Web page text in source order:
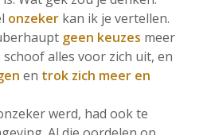
onzekerkan ik je vertellen.
geen keuzes meer
alles voor zich uit, en
en trok zich meer en
werd, had ook te